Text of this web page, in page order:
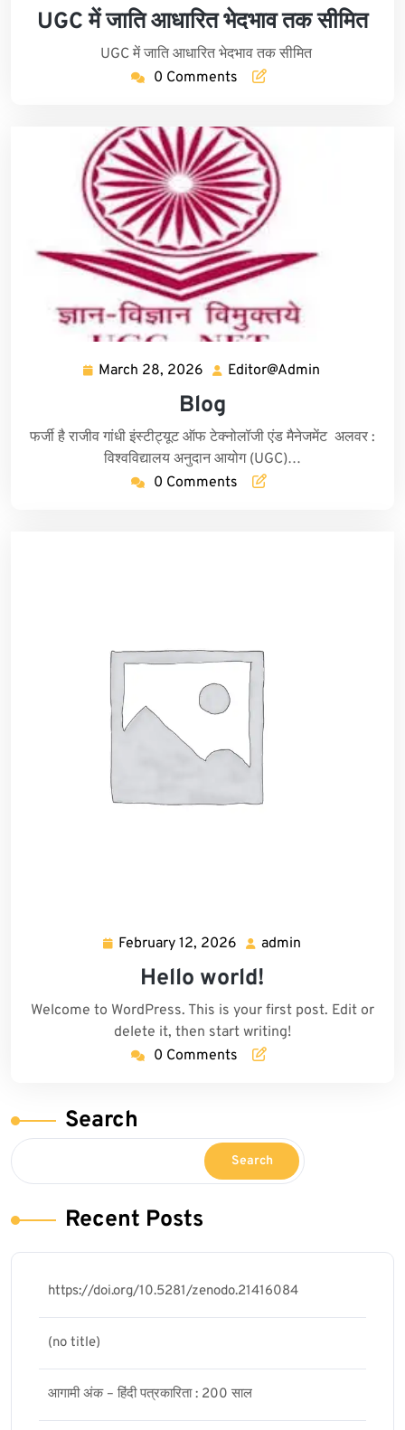
28,
2026
UGC में जाति आधारित भेदभाव तक सीमित
UGC में जाति आधारित भेदभाव तक सीमित
0 Comments
March 28, 2026 March
2026
Editor@Admin
Blog
फर्जी है राजीव गांधी इंस्टीट्यूट ऑफ टेक्नोलॉजी एंड मैनेजमेंट अलवर :
विश्वविद्यालय अनुदान आयोग (UGC)…
0 Comments
February 12, 2026 February
12,
2026
admin
Hello world!
Welcome to WordPress. This is your first post. Edit or
delete it, then start writing!
0 Comments
Search
Search
Recent Posts
https://doi.org/10.5281/zenodo.21416084
(no title)
आगामी अंक – हिंदी पत्रकारिता : 200 साल